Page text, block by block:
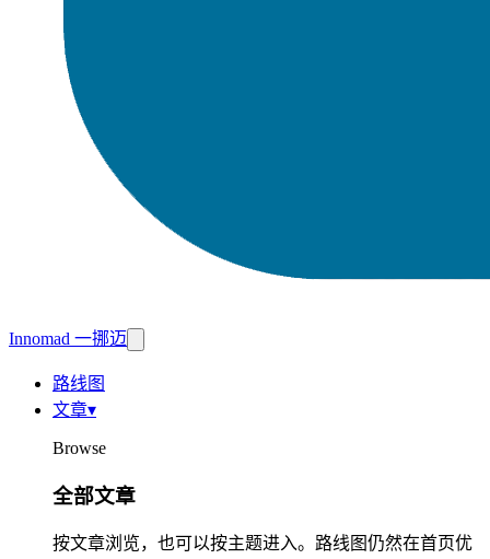
Innomad 一挪迈
路线图
文章▾
Browse
全部文章
按文章浏览，也可以按主题进入。路线图仍然在首页优